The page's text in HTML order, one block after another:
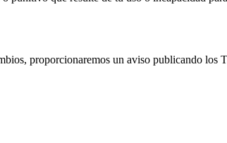
proporcionaremos un aviso publicando los